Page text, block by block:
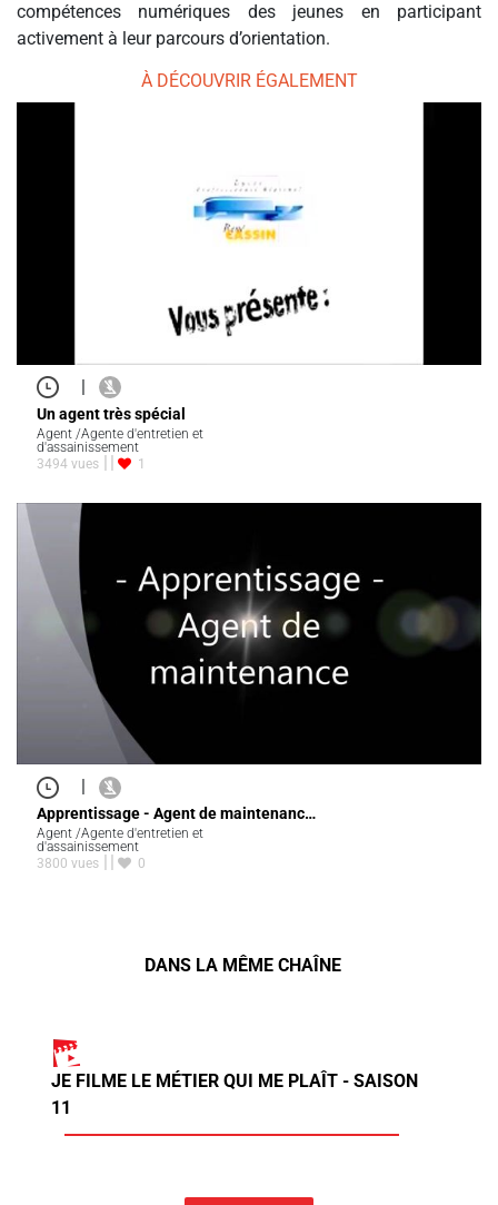
compétences numériques des jeunes en participant
activement à leur parcours d’orientation.
À DÉCOUVRIR ÉGALEMENT
|
Un agent très spécial
Agent /Agente d'entretien et
d'assainissement
3494 vues
1
|
Apprentissage - Agent de maintenanc…
Agent /Agente d'entretien et
d'assainissement
3800 vues
0
DANS LA MÊME CHAÎNE
JE FILME LE MÉTIER QUI ME PLAÎT - SAISON
11